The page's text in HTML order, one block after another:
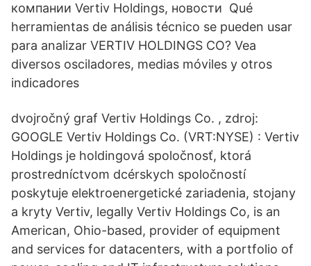
компании Vertiv Holdings, новости Qué
herramientas de análisis técnico se pueden usar
para analizar VERTIV HOLDINGS CO? Vea
diversos osciladores, medias móviles y otros
indicadores
dvojročný graf Vertiv Holdings Co. , zdroj:
GOOGLE Vertiv Holdings Co. (VRT:NYSE) : Vertiv
Holdings je holdingová spoločnosť, ktorá
prostredníctvom dcérskych spoločností
poskytuje elektroenergetické zariadenia, stojany
a kryty Vertiv, legally Vertiv Holdings Co, is an
American, Ohio-based, provider of equipment
and services for datacenters, with a portfolio of